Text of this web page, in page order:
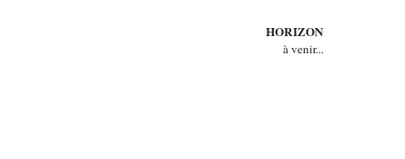
HORIZON
à venir...